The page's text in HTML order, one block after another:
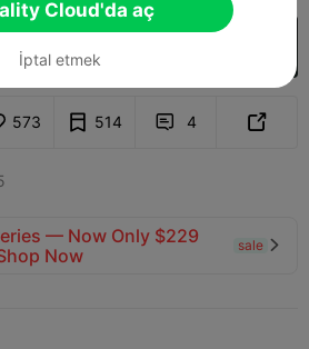
573 514  4 
— Now Only $229
Now
sale 
Cloud'da aç
İptal etmek